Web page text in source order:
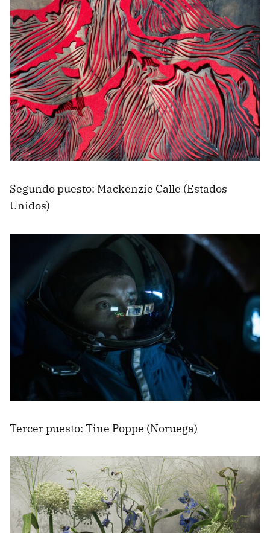
Segundo puesto: Mackenzie Calle (Estados
Unidos)
Tercer puesto: Tine Poppe (Noruega)